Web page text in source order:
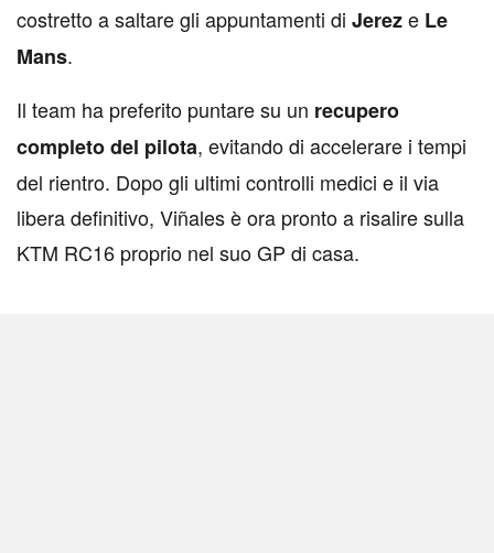
costretto a saltare gli appuntamenti di Jereze Le
Mans.
Il team ha preferito puntare su un recupero
completo del pilota, evitando di accelerare i tempi
del rientro. Dopo gli ultimi controlli medici e il via
libera definitivo, Viñales è ora pronto a risalire sulla
KTM RC16 proprio nel suo GP di casa.